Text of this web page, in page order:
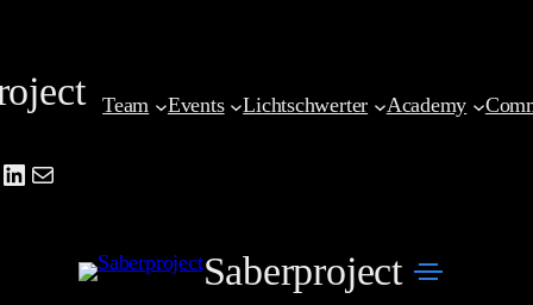
springen
Mail
Team Events Lichtschwerter Academy
Saberproject